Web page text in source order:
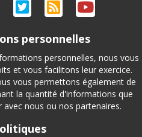
personnelles
personnelles, nous vous
et vous facilitons leur exercice.
vous permettons également de
la quantité d'informations que
nous ou nos partenaires.